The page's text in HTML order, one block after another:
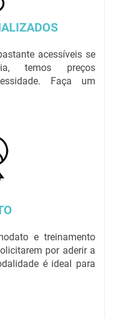
acessíveis se
temos preços
Faça um
e treinamento
por aderir a
é ideal para